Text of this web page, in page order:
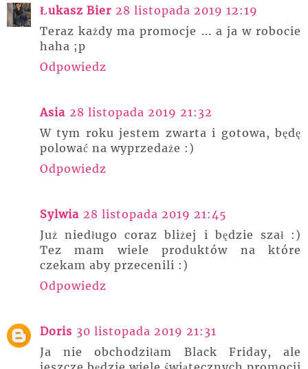
Łukasz Bier 28 listopada 2019 12:19
Teraz każdy ma promocje ... a ja w robocie
haha ;p
Odpowiedz
Asia 28 listopada 2019 21:32
W tym roku jestem zwarta i gotowa, będę
polować na wyprzedaże :)
Odpowiedz
Sylwia 28 listopada 2019 21:45
Już niedługo coraz bliżej i będzie szał :)
Tez mam wiele produktów na które
czekam aby przecenili :)
Odpowiedz
Doris 30 listopada 2019 21:31
Ja nie obchodziłam Black Friday, ale